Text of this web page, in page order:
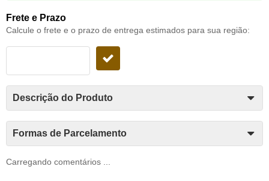
Frete e Prazo
Calcule o frete e o prazo de entrega estimados para sua região:
Descrição do Produto
Formas de Parcelamento
Carregando comentários ...